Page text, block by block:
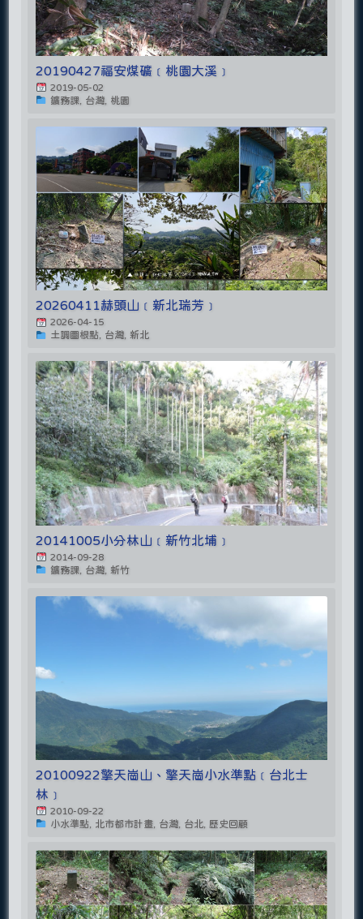
20190427福安煤礦﹝桃園大溪﹞
2019-05-02
鑛務課, 台灣, 桃園
20260411赫頭山﹝新北瑞芳﹞
2026-04-15
土調圖根點, 台灣, 新北
20141005小分林山﹝新竹北埔﹞
2014-09-28
鑛務課, 台灣, 新竹
20100922擎天崗山、擎天崗小水準點﹝台北士
林﹞
2010-09-22
小水準點, 北市都市計畫, 台灣, 台北, 歷史回顧